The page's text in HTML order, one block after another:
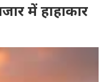
में हाहाकार